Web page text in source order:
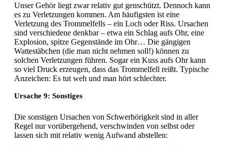
Unser Gehör liegt zwar relativ gut genschützt. Dennoch kann
es zu Verletzungen kommen. Am häufigsten ist eine
Verletzung des Trommelfells – ein Loch oder Riss. Ursachen
sind verschiedene denkbar – etwa ein Schlag aufs Ohr, eine
Explosion, spitze Gegenstände im Ohr… Die gängigen
Wattestäbchen (die man nicht nehmen soll!) können zu
solchen Verletzungen führen. Sogar ein Kuss aufs Ohr kann
so viel Druck erzeugen, dass das Trommelfell reißt. Typische
Anzeichen: Es tut weh und man hört schlechter.
Ursache 9: Sonstiges
Die sonstigen Ursachen von Schwerhörigkeit sind in aller
Regel nur vorübergehend, verschwinden von selbst oder
lassen sich mit relativ wenig Aufwand abstellen: